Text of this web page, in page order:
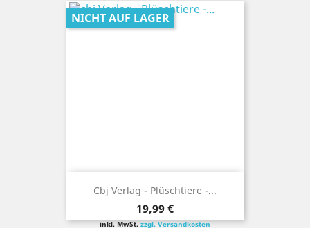
Cbj Verlag - Plüschtiere -...
Preis
19,99 €
inkl. MwSt.zzgl. Versandkosten
NICHT AUF LAGER